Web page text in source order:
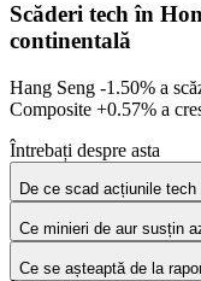
Scăderi tech în
continentală
Hang Seng -1.50% a
Composite +0.57% a
Întrebați despre asta
De ce scad acțiunile
Ce minieri de aur susțin
Ce se așteaptă de la